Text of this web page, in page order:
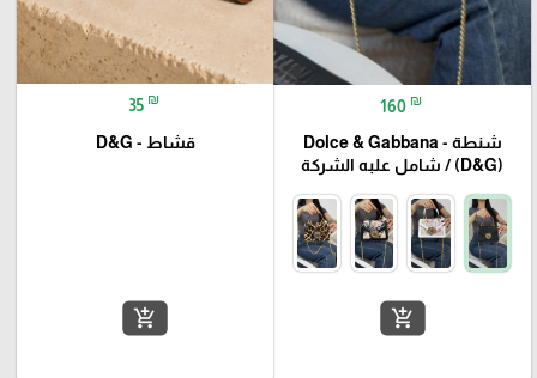
160 ₪
شنطة - Dolce & Gabbana
(D&G) / شامل علبه الشركة
add_shopping_cart
35 ₪
قشاط - D&G
add_shopping_cart